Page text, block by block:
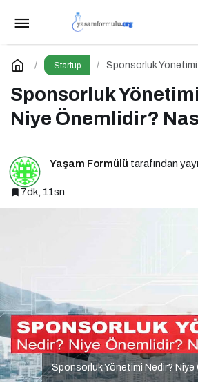
Startup
Sponsorluk Yönetimi
Sponsorluk
Niye Önemlidir?
Yaşam Formülü tarafından
7dk, 11sn
Sponsorluk Yönetimi Nedir? Niye
Kampanya Tasarımı
Kampanya Tasarımı Nasıl Yapılır?
Yorum Yap